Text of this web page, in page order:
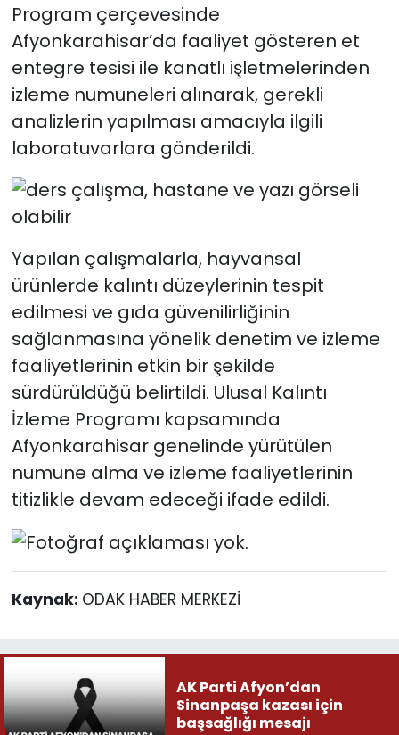
Program çerçevesinde
Afyonkarahisar’da faaliyet gösteren et
entegre tesisi ile kanatlı işletmelerinden
izleme numuneleri alınarak, gerekli
analizlerin yapılması amacıyla ilgili
laboratuvarlara gönderildi.
Yapılan çalışmalarla, hayvansal
ürünlerde kalıntı düzeylerinin tespit
edilmesi ve gıda güvenilirliğinin
sağlanmasına yönelik denetim ve izleme
faaliyetlerinin etkin bir şekilde
sürdürüldüğü belirtildi. Ulusal Kalıntı
İzleme Programı kapsamında
Afyonkarahisar genelinde yürütülen
numune alma ve izleme faaliyetlerinin
titizlikle devam edeceği ifade edildi.
Kaynak: ODAK HABER MERKEZİ
AK Parti Afyon’dan
Sinanpaşa kazası için
başsağlığı mesajı